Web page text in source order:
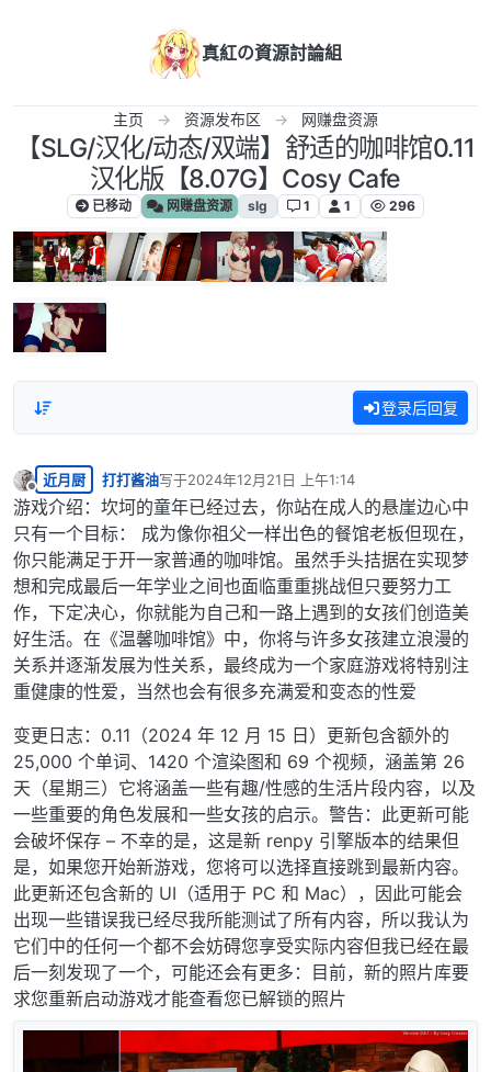
真紅の資源討論組
主页 资源发布区 网赚盘资源
【SLG/汉化/动态/双端】舒适的咖啡馆0.11
汉化版【8.07G】Cosy Cafe
已移动 网赚盘资源 slg 1 1 296
登录后回复
离线
近月厨 打打酱油写于2024年12月21日 上午1:14
最后由 编辑
游戏介绍：坎坷的童年已经过去，你站在成人的悬崖边心中
只有一个目标： 成为像你祖父一样出色的餐馆老板但现在，
你只能满足于开一家普通的咖啡馆。虽然手头拮据在实现梦
想和完成最后一年学业之间也面临重重挑战但只要努力工
作，下定决心，你就能为自己和一路上遇到的女孩们创造美
好生活。在《温馨咖啡馆》中，你将与许多女孩建立浪漫的
关系并逐渐发展为性关系，最终成为一个家庭游戏将特别注
重健康的性爱，当然也会有很多充满爱和变态的性爱
变更日志：0.11（2024 年 12 月 15 日）更新包含额外的
25,000 个单词、1420 个渲染图和 69 个视频，涵盖第 26
天（星期三）它将涵盖一些有趣/性感的生活片段内容，以及
一些重要的角色发展和一些女孩的启示。警告：此更新可能
会破坏保存 – 不幸的是，这是新 renpy 引擎版本的结果但
是，如果您开始新游戏，您将可以选择直接跳到最新内容。
此更新还包含新的 UI（适用于 PC 和 Mac），因此可能会
出现一些错误我已经尽我所能测试了所有内容，所以我认为
它们中的任何一个都不会妨碍您享受实际内容但我已经在最
后一刻发现了一个，可能还会有更多：目前，新的照片库要
求您重新启动游戏才能查看您已解锁的照片